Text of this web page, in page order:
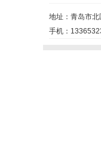
地址：青岛市
手机：